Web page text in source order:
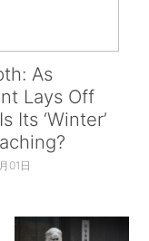
As
Lays Off
Its ‘Winter’
01日